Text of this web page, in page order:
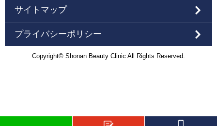
サイトマップ
プライバシーポリシー
Copyright© Shonan Beauty Clinic All Rights Reserved.